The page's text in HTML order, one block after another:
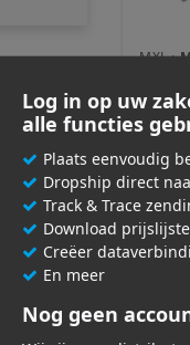
MXL ·
€
Log in op uw
alle functies
Plaats eenvoudig
Dropship direct
Track & Trace
Download
Creëer
En meer
Nog geen